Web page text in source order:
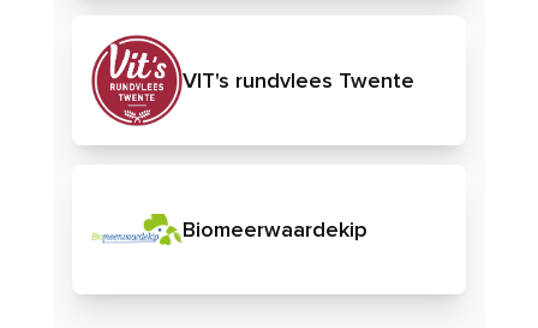
VIT's rundvlees Twente
Biomeerwaardekip